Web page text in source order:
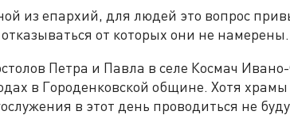
из епархий, для людей это вопрос
от которых они не намерены.
Петра и Павла в селе Космач
в Городенковской общине. Хотя
в этот день проводиться не